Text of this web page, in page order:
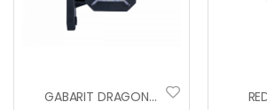
GABARIT DRAGON TB-1 3F LED